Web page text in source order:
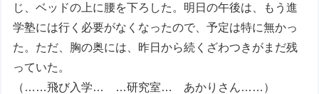
じ、ベッドの上に腰を下ろした。明日の午後は、もう進
学塾には行く必要がなくなったので、予定は特に無かっ
た。ただ、胸の奥には、昨日から続くざわつきがまだ残
っていた。
（……飛び入学… …研究室… あかりさん……）